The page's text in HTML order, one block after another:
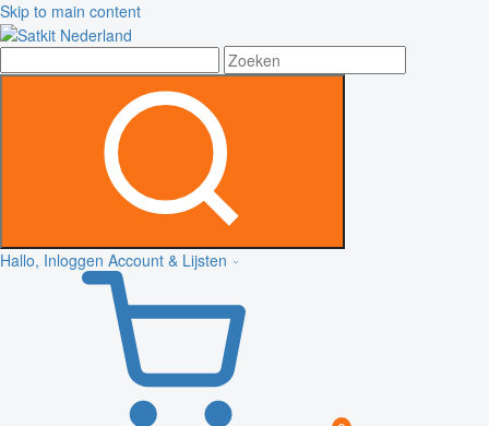
Skip to main content
Hallo, Inloggen Account & Lijsten